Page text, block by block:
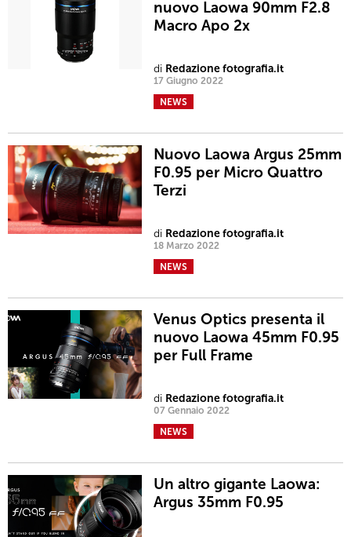
nuovo Laowa 90mm F2.8
Macro Apo 2x
di Redazione fotografia.it
17 Giugno 2022
NEWS
Nuovo Laowa Argus 25mm
F0.95 per Micro Quattro
Terzi
di Redazione fotografia.it
18 Marzo 2022
NEWS
Venus Optics presenta il
nuovo Laowa 45mm F0.95
per Full Frame
di Redazione fotografia.it
07 Gennaio 2022
NEWS
Un altro gigante Laowa:
Argus 35mm F0.95